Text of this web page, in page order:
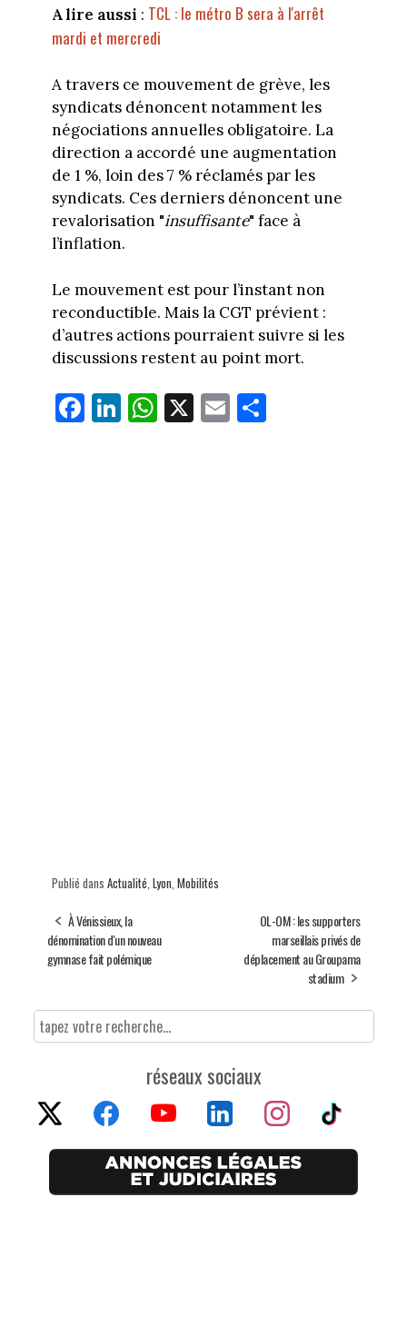
A lire aussi : TCL : le métro B sera à l'arrêt
mardi et mercredi
A travers ce mouvement de grève, les
syndicats dénoncent notamment les
négociations annuelles obligatoire. La
direction a accordé une augmentation
de 1 %, loin des 7 % réclamés par les
syndicats. Ces derniers dénoncent une
revalorisation "insuffisante" face à
l’inflation.
Le mouvement est pour l’instant non
reconductible. Mais la CGT prévient :
d’autres actions pourraient suivre si les
discussions restent au point mort.
Fa
ce
Li
nk
W
ha
X E
m
Pa
Publié dans Actualité, Lyon, Mobilités
À Vénissieux, la
dénomination d'un nouveau
gymnase fait polémique
OL-OM : les supporters
marseillais privés de
déplacement au Groupama
stadium
réseaux sociaux